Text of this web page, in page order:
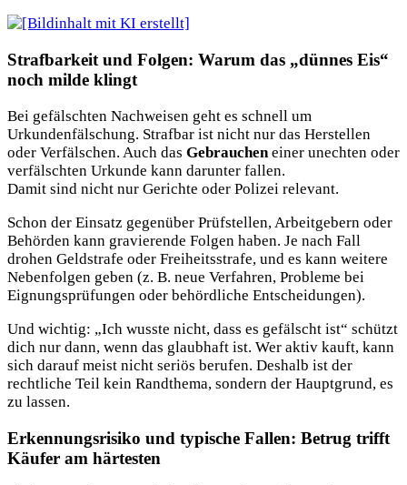
Strafbarkeit und Folgen: Warum das „dünnes Eis“
noch milde klingt
Bei gefälschten Nachweisen geht es schnell um
Urkundenfälschung. Strafbar ist nicht nur das Herstellen
oder Verfälschen. Auch das Gebraucheneiner unechten oder
verfälschten Urkunde kann darunter fallen.
Damit sind nicht nur Gerichte oder Polizei relevant.
Schon der Einsatz gegenüber Prüfstellen, Arbeitgebern oder
Behörden kann gravierende Folgen haben. Je nach Fall
drohen Geldstrafe oder Freiheitsstrafe, und es kann weitere
Nebenfolgen geben (z. B. neue Verfahren, Probleme bei
Eignungsprüfungen oder behördliche Entscheidungen).
Und wichtig: „Ich wusste nicht, dass es gefälscht ist“ schützt
dich nur dann, wenn das glaubhaft ist. Wer aktiv kauft, kann
sich darauf meist nicht seriös berufen. Deshalb ist der
rechtliche Teil kein Randthema, sondern der Hauptgrund, es
zu lassen.
Erkennungsrisiko und typische Fallen: Betrug trifft
Käufer am härtesten